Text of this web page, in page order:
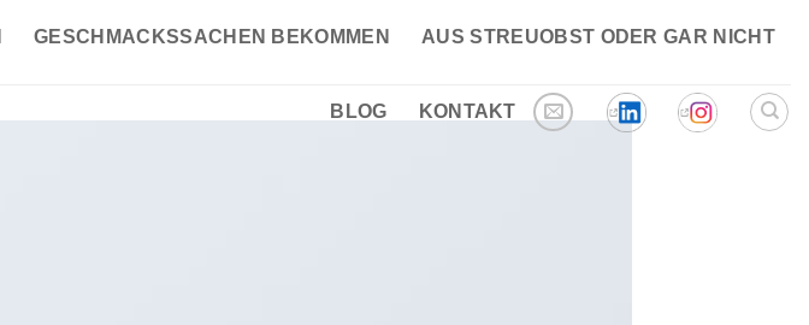
GESCHMACKSSACHEN BEKOMMEN AUS STREUOBST ODER GAR NICHT
BLOG
KONTAKT